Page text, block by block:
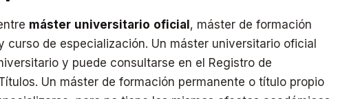
máster universitario oficial, máster de formación
curso de especialización. Un máster universitario oficial
y puede consultarse en el Registro de
Un máster de formación permanente o título propio